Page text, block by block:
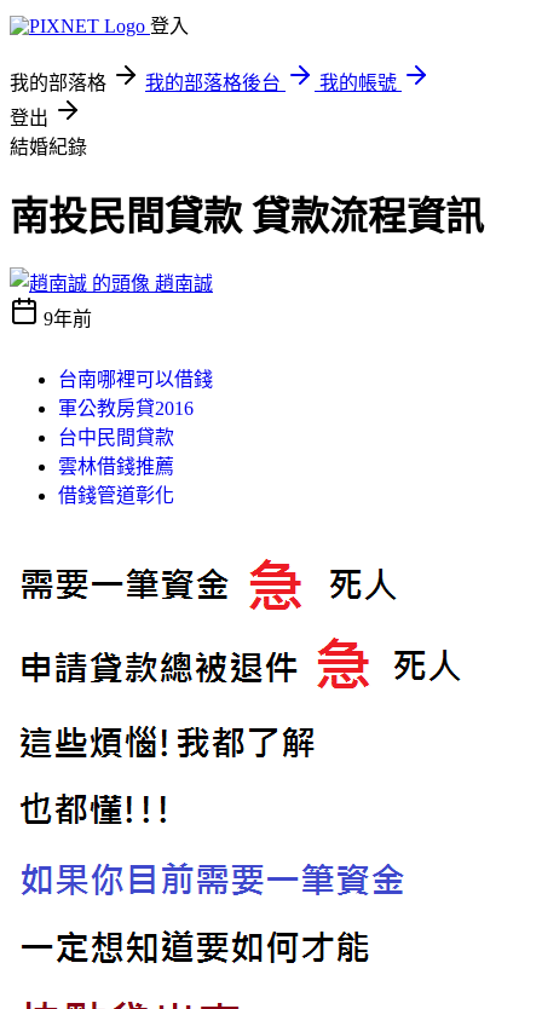
登入
我的部落格 我的部落格後台
我的帳號
登出
結婚紀錄
南投民間貸款 貸款流程資訊
趙南誠
9年前
台南哪裡可以借錢
軍公教房貸2016
台中民間貸款
雲林借錢推薦
借錢管道彰化